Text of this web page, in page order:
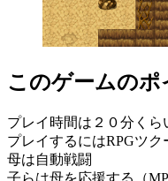
このゲームのポ
プレイ時間は２０分くら
プレイするにはRPGツ
母は自動戦闘
子らは母を応援する（